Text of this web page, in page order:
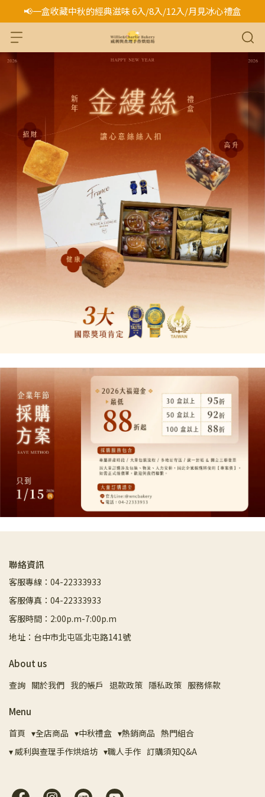
📢一盒收藏中秋的經典滋味 6入/8入/12入/月見冰心禮盒
聯絡資訊
客服專線：04-22333933
客服傳真：04-22333933
客服時間：2:00p.m-7:00p.m
地址：台中市北屯區北屯路141號
About us
查詢 關於我們 我的帳戶 退款政策 隱私政策 服務條款
Menu
首頁 ▾全店商品 ▾中秋禮盒 ▾熱銷商品 熱門組合
▾ 威利與查理手作烘焙坊 ▾職人手作 訂購須知Q&A